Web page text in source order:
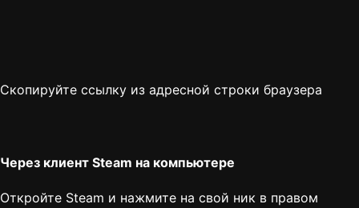
Скопируйте ссылку из адресной строки браузера
Через клиент Steam на компьютере
Откройте Steam и нажмите на свой ник в правом